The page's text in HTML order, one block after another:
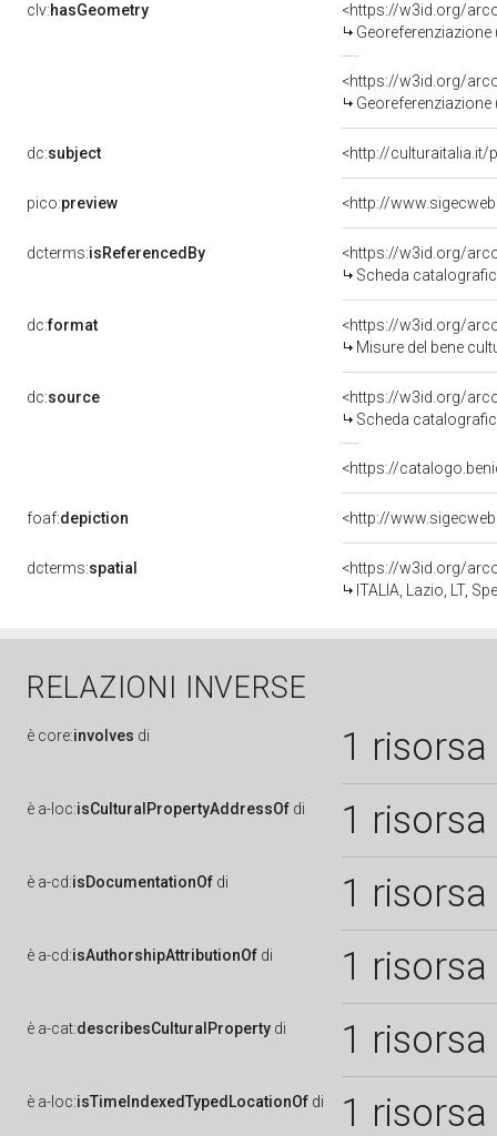
clv:hasGeometry
<https://w3id.org/
<https://w3id.org/
Georeferenziazione
dc:subject <http://culturaitalia.it/
pico:preview <http://
dcterms:isReferencedBy
<https://w3id.org/
Scheda
dc:format
<https://w3id.org/
Misure del bene
dc:source
<https://w3id.org/
Scheda
<https://
foaf:depiction <http://
dcterms:spatial
<https://w3id.org/
ITALIA, Lazio, LT,
RELAZIONI INVERSE
è core:involves di 1 risorsa
è a-loc:isCulturalPropertyAddressOf di 1 risorsa
è a-cd:isDocumentationOf di 1 risorsa
è a-cd:isAuthorshipAttributionOf di 1 risorsa
è a-cat:describesCulturalProperty di 1 risorsa
è a-loc:isTimeIndexedTypedLocationOf di 1 risorsa